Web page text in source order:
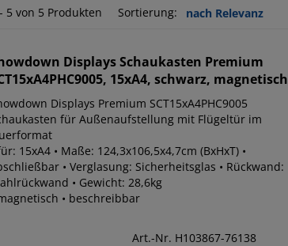
5 von 5 Produkten Sortierung:
Displays Schaukasten Premium
15xA4, schwarz, magnetisch
Displays Premium SCT15xA4PHC9005
für Außenaufstellung mit Flügeltür im
15xA4 • Maße: 124,3x106,5x4,7cm (BxHxT) •
• Verglasung: Sicherheitsglas • Rückwand:
• Gewicht: 28,6kg
• beschreibbar
Art.-Nr. H103867-76138